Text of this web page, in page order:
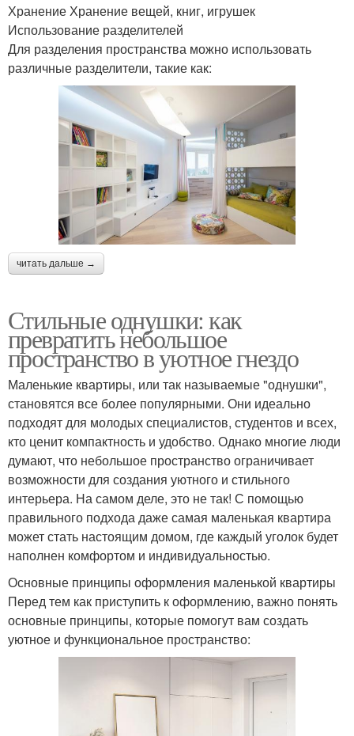
Хранение Хранение вещей, книг, игрушек
Использование разделителей
Для разделения пространства можно использовать
различные разделители, такие как:
читать дальше →
Стильные однушки: как
превратить небольшое
пространство в уютное гнездо
Маленькие квартиры, или так называемые "однушки",
становятся все более популярными. Они идеально
подходят для молодых специалистов, студентов и всех,
кто ценит компактность и удобство. Однако многие люди
думают, что небольшое пространство ограничивает
возможности для создания уютного и стильного
интерьера. На самом деле, это не так! С помощью
правильного подхода даже самая маленькая квартира
может стать настоящим домом, где каждый уголок будет
наполнен комфортом и индивидуальностью.
Основные принципы оформления маленькой квартиры
Перед тем как приступить к оформлению, важно понять
основные принципы, которые помогут вам создать
уютное и функциональное пространство: